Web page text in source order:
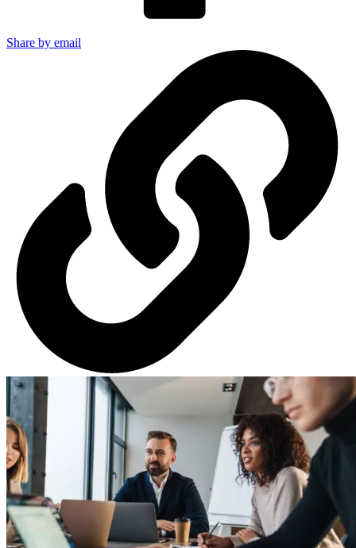
Share by email